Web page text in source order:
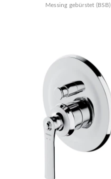
Messing gebürstet (BSB)